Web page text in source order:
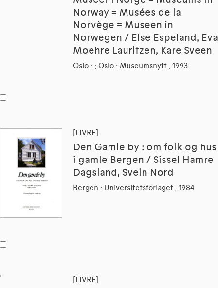
Norway = Musées de la
Norvège = Museen in
Norwegen / Else Espeland, Eva
Moehre Lauritzen, Kare Sveen
Oslo : ; Oslo : Museumsnytt , 1993
[LIVRE]
Den Gamle by : om folk og hus
i gamle Bergen / Sissel Hamre
Dagsland, Svein Nord
Bergen : Universitetsforlaget , 1984
[LIVRE]